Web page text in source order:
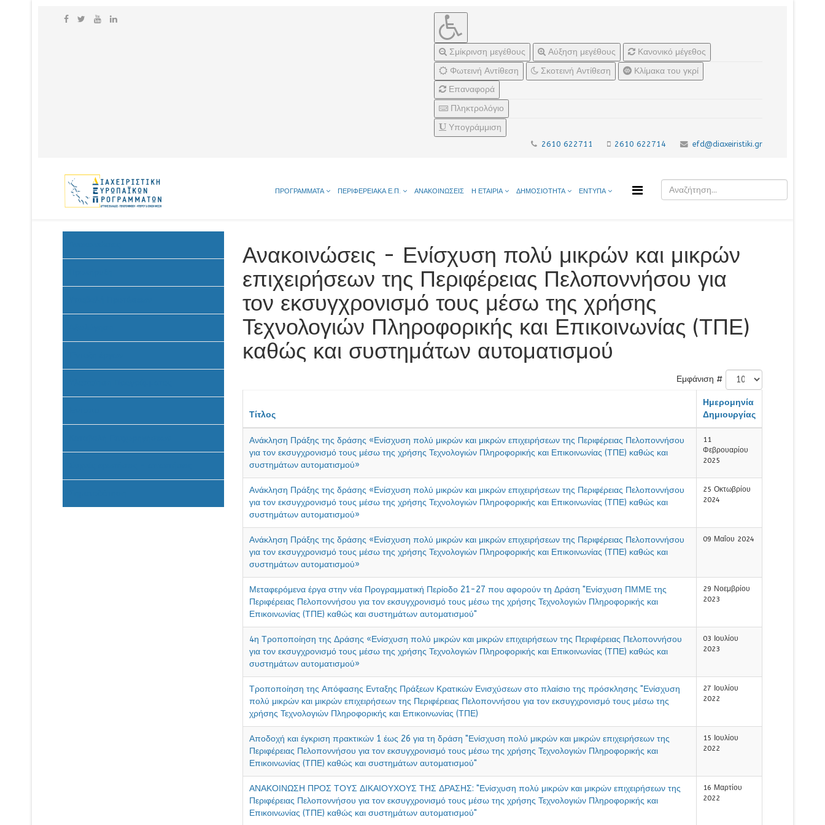
Σμίκρινση μεγέθους Αύξηση μεγέθους
Κανονικό μέγεθος
Φωτεινή Αντίθεση
Σκοτεινή Αντίθεση
Κλίμακα του γκρί
Επαναφορά
Πληκτρολόγιο
Υπογράμμιση
2610 622711 2610 622714 efd@diaxeiristiki.gr
ΠΡΟΓΡΑΜΜΑΤΑ ΠΕΡΙΦΕΡΕΙΑΚΑ Ε.Π. ΑΝΑΚΟΙΝΩΣΕΙΣ Η ΕΤΑΙΡΙΑ ΔΗΜΟΣΙΟΤΗΤΑ ΕΝΤΥΠΑ
Ανακοινώσεις - Ενίσχυση πολύ μικρών και μικρών
επιχειρήσεων της Περιφέρειας Πελοποννήσου για
τον εκσυγχρονισμό τους μέσω της χρήσης
Τεχνολογιών Πληροφορικής και Επικοινωνίας (ΤΠΕ)
καθώς και συστημάτων αυτοματισμού
Εμφάνιση #
Τίτλος
Ημερομηνία
Δημιουργίας
Ανάκληση Πράξης της δράσης «Ενίσχυση πολύ μικρών και μικρών επιχειρήσεων της Περιφέρειας Πελοποννήσου
για τον εκσυγχρονισμό τους μέσω της χρήσης Τεχνολογιών Πληροφορικής και Επικοινωνίας (ΤΠΕ) καθώς και
συστημάτων αυτοματισμού»
11
Φεβρουαρίου
2025
Ανάκληση Πράξης της δράσης «Ενίσχυση πολύ μικρών και μικρών επιχειρήσεων της Περιφέρειας Πελοποννήσου
για τον εκσυγχρονισμό τους μέσω της χρήσης Τεχνολογιών Πληροφορικής και Επικοινωνίας (ΤΠΕ) καθώς και
συστημάτων αυτοματισμού»
25 Οκτωβρίου
2024
Ανάκληση Πράξης της δράσης «Ενίσχυση πολύ μικρών και μικρών επιχειρήσεων της Περιφέρειας Πελοποννήσου
για τον εκσυγχρονισμό τους μέσω της χρήσης Τεχνολογιών Πληροφορικής και Επικοινωνίας (ΤΠΕ) καθώς και
συστημάτων αυτοματισμού»
09 Μαΐου 2024
Μεταφερόμενα έργα στην νέα Προγραμματική Περίοδο 21-27 που αφορούν τη Δράση "Ενίσχυση ΠΜΜΕ της
Περιφέρειας Πελοποννήσου για τον εκσυγχρονισμό τους μέσω της χρήσης Τεχνολογιών Πληροφορικής και
Επικοινωνίας (ΤΠΕ) καθώς και συστημάτων αυτοματισμού"
29 Νοεμβρίου
2023
4η Τροποποίηση της Δράσης «Ενίσχυση πολύ μικρών και μικρών επιχειρήσεων της Περιφέρειας Πελοποννήσου
για τον εκσυγχρονισμό τους μέσω της χρήσης Τεχνολογιών Πληροφορικής και Επικοινωνίας (ΤΠΕ) καθώς και
συστημάτων αυτοματισμού»
03 Ιουλίου
2023
Τροποποίηση της Απόφασης Ενταξης Πράξεων Κρατικών Ενισχύσεων στο πλαίσιο της πρόσκλησης "Ενίσχυση
πολύ μικρών και μικρών επιχειρήσεων της Περιφέρειας Πελοποννήσου για τον εκσυγχρονισμό τους μέσω της
χρήσης Τεχνολογιών Πληροφορικής και Επικοινωνίας (ΤΠΕ)
27 Ιουλίου
2022
Αποδοχή και έγκριση πρακτικών 1 έως 26 για τη δράση "Ενίσχυση πολύ μικρών και μικρών επιχειρήσεων της
Περιφέρειας Πελοποννήσου για τον εκσυγχρονισμό τους μέσω της χρήσης Τεχνολογιών Πληροφορικής και
Επικοινωνίας (ΤΠΕ) καθώς και συστημάτων αυτοματισμού"
15 Ιουλίου
2022
ΑΝΑΚΟΙΝΩΣΗ ΠΡΟΣ ΤΟΥΣ ΔΙΚΑΙΟΥΧΟΥΣ ΤΗΣ ΔΡΑΣΗΣ: "Ενίσχυση πολύ μικρών και μικρών επιχειρήσεων της
Περιφέρειας Πελοποννήσου για τον εκσυγχρονισμό τους μέσω της χρήσης Τεχνολογιών Πληροφορικής και
Επικοινωνίας (ΤΠΕ) καθώς και συστημάτων αυτοματισμού"
16 Μαρτίου
2022